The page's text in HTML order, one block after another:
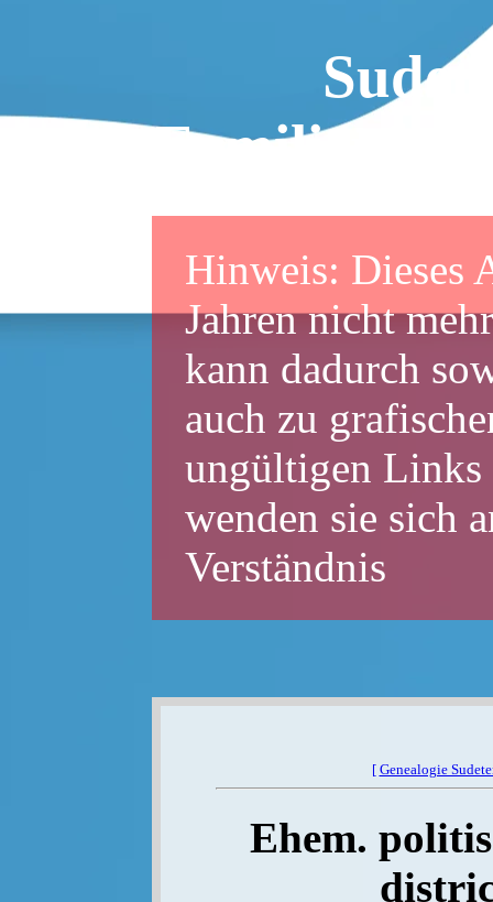
Hinweis: Dieses
Jahren nicht
kann dadurch
auch zu
ungültigen Links
wenden sie sich
Verständnis
[ Genealogie
Ehem.